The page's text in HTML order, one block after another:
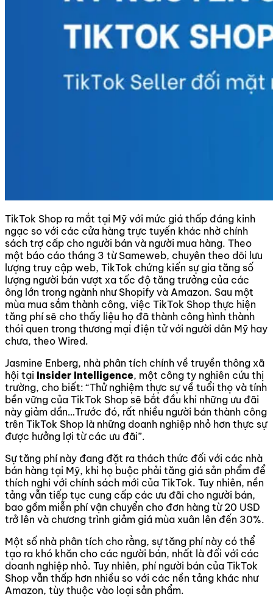
TikTok Shop ra mắt tại Mỹ với mức giá thấp đáng kinh
ngạc so với các cửa hàng trực tuyến khác nhờ chính
sách trợ cấp cho người bán và người mua hàng. Theo
một báo cáo tháng 3 từ Sameweb, chuyên theo dõi lưu
lượng truy cập web, TikTok chứng kiến ​​sự gia tăng số
lượng người bán vượt xa tốc độ tăng trưởng của các
ông lớn trong ngành như Shopify và Amazon. Sau một
mùa mua sắm thành công, việc TikTok Shop thực hiện
tăng phí sẽ cho thấy liệu họ đã thành công hình thành
thói quen trong thương mại điện tử với người dân Mỹ hay
chưa, theo Wired.
Jasmine Enberg, nhà phân tích chính về truyền thông xã
hội tại Insider Intelligence, một công ty nghiên cứu thị
trường, cho biết: “Thử nghiệm thực sự về tuổi thọ và tính
bền vững của TikTok Shop sẽ bắt đầu khi những ưu đãi
này giảm dần…Trước đó, rất nhiều người bán thành công
trên TikTok Shop là những doanh nghiệp nhỏ hơn thực sự
được hưởng lợi từ các ưu đãi”.
Sự tăng phí này đang đặt ra thách thức đối với các nhà
bán hàng tại Mỹ, khi họ buộc phải tăng giá sản phẩm để
thích nghi với chính sách mới của TikTok. Tuy nhiên, nền
tảng vẫn tiếp tục cung cấp các ưu đãi cho người bán,
bao gồm miễn phí vận chuyển cho đơn hàng từ 20 USD
trở lên và chương trình giảm giá mùa xuân lên đến 30%.
Một số nhà phân tích cho rằng, sự tăng phí này có thể
tạo ra khó khăn cho các người bán, nhất là đối với các
doanh nghiệp nhỏ. Tuy nhiên, phí người bán của TikTok
Shop vẫn thấp hơn nhiều so với các nền tảng khác như
Amazon, tùy thuộc vào loại sản phẩm.